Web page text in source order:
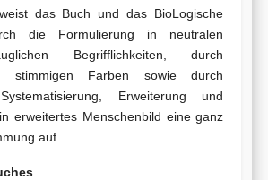
das Buch und das BioLogische
die Formulierung in neutralen
Begrifflichkeiten, durch
stimmigen Farben sowie durch
Erweiterung und
erweitertes Menschenbild eine ganz
auf.